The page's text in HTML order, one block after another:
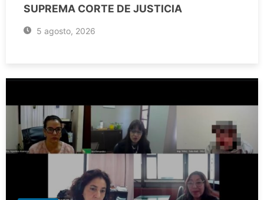
SUPREMA CORTE DE JUSTICIA
5 agosto, 2026